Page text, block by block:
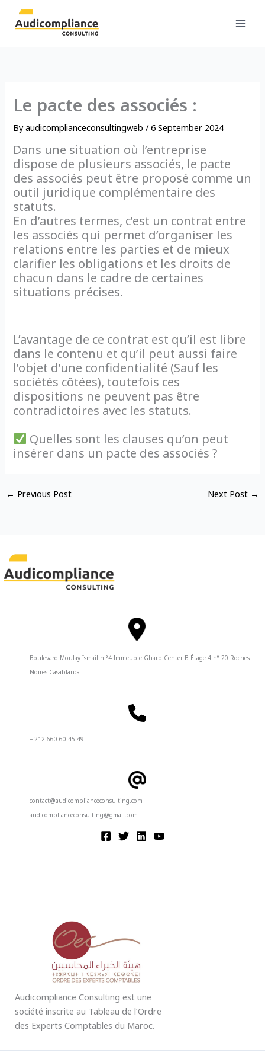
Le pacte des associés :
Byaudicomplianceconsultingweb/6 September 2024
Dans une situation où l’entreprise
dispose de plusieurs associés, le pacte
des associés peut être proposé comme un
outil juridique complémentaire des
statuts.
En d’autres termes, c’est un contrat entre
les associés qui permet d’organiser les
relations entre les parties et de mieux
clarifier les obligations et les droits de
chacun dans le cadre de certaines
situations précises.
L’avantage de ce contrat est qu’il est libre
dans le contenu et qu’il peut aussi faire
l’objet d’une confidentialité (Sauf les
sociétés côtées), toutefois ces
dispositions ne peuvent pas être
contradictoires avec les statuts.
Quelles sont les clauses qu’on peut
insérer dans un pacte des associés ?
← Previous Post Next Post →
Boulevard Moulay Ismail n °4 Immeuble Gharb Center B Étage 4 n° 20 Roches
Noires Casablanca
+ 212 660 60 45 49
contact@audicomplianceconsulting.com
audicomplianceconsulting@gmail.com
Audicompliance Consulting est une
société inscrite au Tableau de l’Ordre
des Experts Comptables du Maroc.